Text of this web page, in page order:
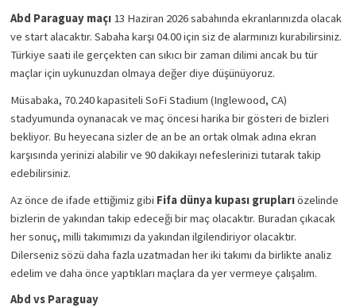
Abd Paraguay maçı 13 Haziran 2026 sabahında ekranlarınızda olacak
ve start alacaktır. Sabaha karşı 04.00 için siz de alarmınızı kurabilirsiniz.
Türkiye saati ile gerçekten can sıkıcı bir zaman dilimi ancak bu tür
maçlar için uykunuzdan olmaya değer diye düşünüyoruz.
Müsabaka, 70.240 kapasiteli SoFi Stadium (Inglewood, CA)
stadyumunda oynanacak ve maç öncesi harika bir gösteri de bizleri
bekliyor. Bu heyecana sizler de an be an ortak olmak adına ekran
karşısında yerinizi alabilir ve 90 dakikayı nefeslerinizi tutarak takip
edebilirsiniz.
Az önce de ifade ettiğimiz gibi Fifa dünya kupası grupları özelinde
bizlerin de yakından takip edeceği bir maç olacaktır. Buradan çıkacak
her sonuç, milli takımımızı da yakından ilgilendiriyor olacaktır.
Dilerseniz sözü daha fazla uzatmadan her iki takımı da birlikte analiz
edelim ve daha önce yaptıkları maçlara da yer vermeye çalışalım.
Abd vs Paraguay